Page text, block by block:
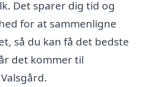
Det sparer dig tid og
for at sammenligne
så du kan få det bedste
det kommer til